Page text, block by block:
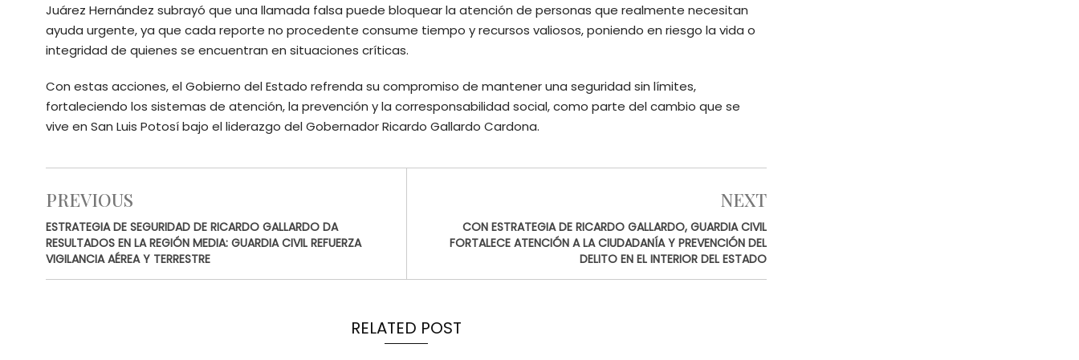
Juárez Hernández subrayó que una llamada falsa puede bloquear la atención de personas que realmente necesitan
ayuda urgente, ya que cada reporte no procedente consume tiempo y recursos valiosos, poniendo en riesgo la vida o
integridad de quienes se encuentran en situaciones críticas.
Con estas acciones, el Gobierno del Estado refrenda su compromiso de mantener una seguridad sin límites,
fortaleciendo los sistemas de atención, la prevención y la corresponsabilidad social, como parte del cambio que se
vive en San Luis Potosí bajo el liderazgo del Gobernador Ricardo Gallardo Cardona.
PREVIOUS
ESTRATEGIA DE SEGURIDAD DE RICARDO GALLARDO DA
RESULTADOS EN LA REGIÓN MEDIA: GUARDIA CIVIL REFUERZA
VIGILANCIA AÉREA Y TERRESTRE
NEXT
CON ESTRATEGIA DE RICARDO GALLARDO, GUARDIA CIVIL
FORTALECE ATENCIÓN A LA CIUDADANÍA Y PREVENCIÓN DEL
DELITO EN EL INTERIOR DEL ESTADO
RELATED POST